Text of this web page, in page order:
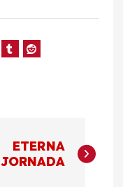
ETERNA
JORNADA